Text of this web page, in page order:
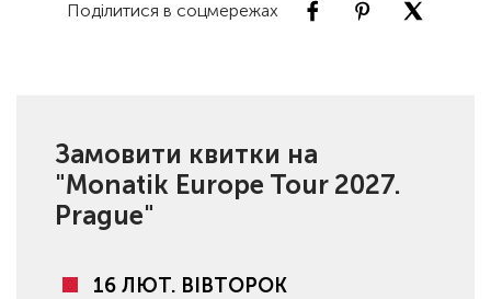
Поділитися в соцмережах
Замовити квитки на
"Monatik Europe Tour 2027.
Prague"
16 ЛЮТ. ВІВТОРОК